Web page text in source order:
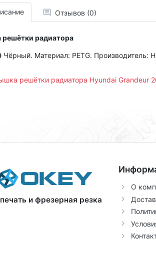
Отзывов (0)
радиатора
Чёрный. Материал: PETG. Производитель:
решётки радиатора Hyundai Grandeur
и фрезерная резка
О